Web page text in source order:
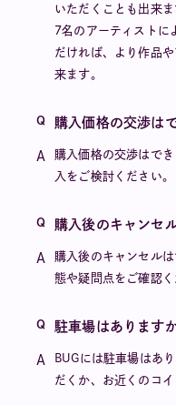
いただくことも出来ま
7名のアーティストに
だければ、より作品
来ます。
購入価格の交渉は
購入価格の交渉はで
入をご検討ください。
購入後のキャンセ
購入後のキャンセル
態や疑問点をご確認く
駐車場はあります
BUGには駐車場はあ
だくか、お近くのコ